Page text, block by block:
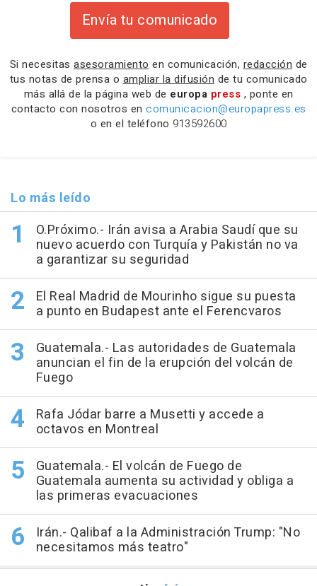
Envía tu comunicado
Si necesitas asesoramiento en comunicación, redacción de
tus notas de prensa o ampliar la difusión de tu comunicado
más allá de la página web de europa press , ponte en
contacto con nosotros en comunicacion@europapress.es
o en el teléfono 913592600
Lo más leído
O.Próximo.- Irán avisa a Arabia Saudí que su
nuevo acuerdo con Turquía y Pakistán no va
a garantizar su seguridad
El Real Madrid de Mourinho sigue su puesta
a punto en Budapest ante el Ferencvaros
Guatemala.- Las autoridades de Guatemala
anuncian el fin de la erupción del volcán de
Fuego
Rafa Jódar barre a Musetti y accede a
octavos en Montreal
Guatemala.- El volcán de Fuego de
Guatemala aumenta su actividad y obliga a
las primeras evacuaciones
Irán.- Qalibaf a la Administración Trump: "No
necesitamos más teatro"